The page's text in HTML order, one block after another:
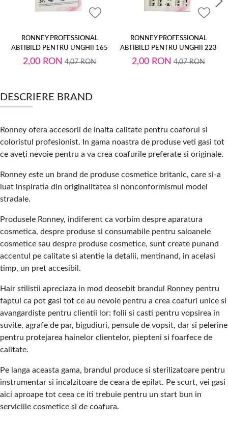
RONNEY PROFESSIONAL
ABTIBILD PENTRU UNGHII 165
2,00 RON 4,07RON
RONNEY PROFESSIONAL
ABTIBILD PENTRU UNGHII 223
2,00 RON 4,07RON
DESCRIERE BRAND
Ronney ofera accesorii de inalta calitate pentru coaforul si
coloristul profesionist. In gama noastra de produse veti gasi tot
ce aveți nevoie pentru a va crea coafurile preferate si originale.
Ronney este un brand de produse cosmetice britanic, care si-a
luat inspiratia din originalitatea si nonconformismul modei
stradale.
Produsele Ronney, indiferent ca vorbim despre aparatura
cosmetica, despre produse si consumabile pentru saloanele
cosmetice sau despre produse cosmetice, sunt create punand
accentul pe calitate si atentie la detalii, mentinand, in acelasi
timp, un pret accesibil.
Hair stilistii apreciaza in mod deosebit brandul Ronney pentru
faptul ca pot gasi tot ce au nevoie pentru a crea coafuri unice si
avangardiste pentru clientii lor: folii si casti pentru vopsirea in
suvite, agrafe de par, bigudiuri, pensule de vopsit, dar si pelerine
pentru protejarea hainelor clientelor, piepteni si foarfece de
calitate.
Pe langa aceasta gama, brandul produce si sterilizatoare pentru
instrumentar si incalzitoare de ceara de epilat. Pe scurt, vei gasi
aici aproape tot ceea ce iti trebuie pentru un start bun in
serviciile cosmetice si de coafura.